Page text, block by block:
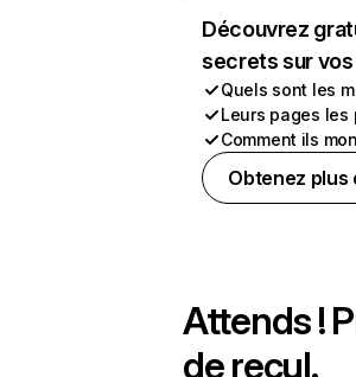
Découvrez
secrets sur
Quels sont les
Leurs pages les
Comment ils
Obtenez plus
Attends !
de recul.